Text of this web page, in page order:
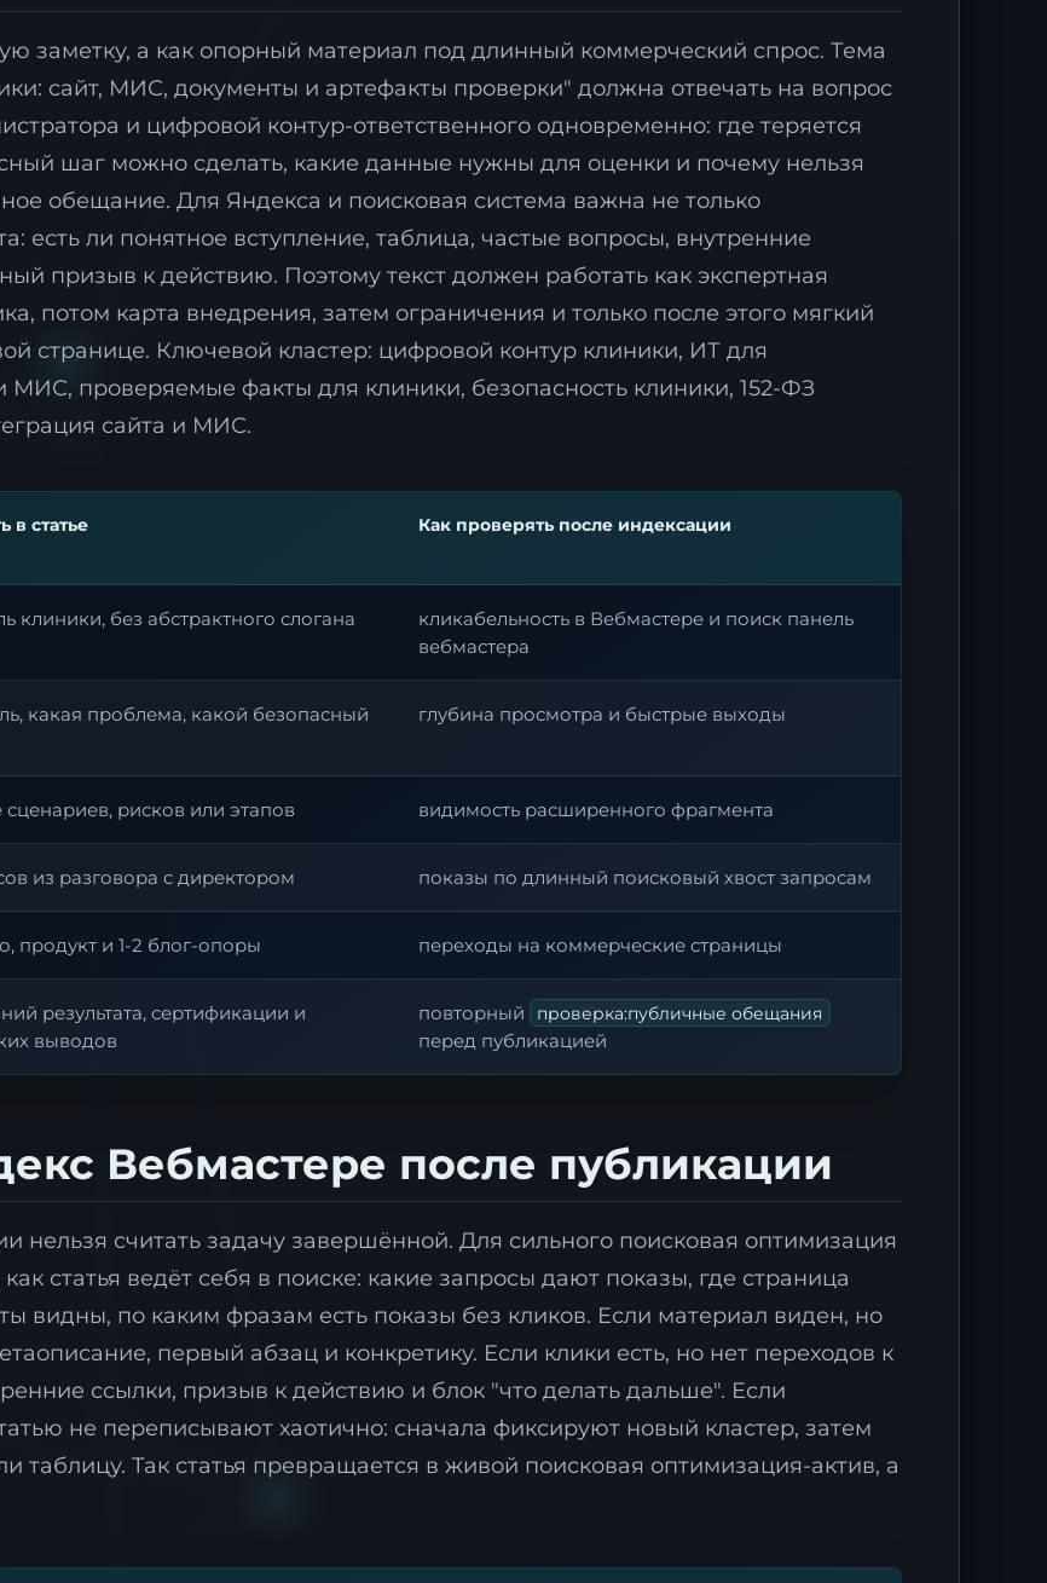
заметку, а как опорный материал под длинный коммерческий спрос. Тема
сайт, МИС, документы и артефакты проверки" должна отвечать на вопрос
и цифровой контур-ответственного одновременно: где теряется
шаг можно сделать, какие данные нужны для оценки и почему нельзя
обещание. Для Яндекса и поисковая система важна не только
есть ли понятное вступление, таблица, частые вопросы, внутренние
призыв к действию. Поэтому текст должен работать как экспертная
потом карта внедрения, затем ограничения и только после этого мягкий
странице. Ключевой кластер: цифровой контур клиники, ИТ для
МИС, проверяемые факты для клиники, безопасность клиники, 152-ФЗ
сайта и МИС.
в статье Как проверять после индексации
клиники, без абстрактного слогана
кликабельность в Вебмастере и поиск панель
вебмастера
какая проблема, какой безопасный
глубина просмотра и быстрые выходы
рисков или этапов видимость расширенного фрагмента
из разговора с директором показы по длинный поисковый хвост запросам
продукт и 1-2 блог-опоры переходы на коммерческие страницы
результата, сертификации и
выводов
повторный проверка:публичные обещания
перед публикацией
Вебмастере после публикации
нельзя считать задачу завершённой. Для сильного поисковая оптимизация
статья ведёт себя в поиске: какие запросы дают показы, где страница
видны, по каким фразам есть показы без кликов. Если материал виден, но
первый абзац и конкретику. Если клики есть, но нет переходов к
ссылки, призыв к действию и блок "что делать дальше". Если
не переписывают хаотично: сначала фиксируют новый кластер, затем
таблицу. Так статья превращается в живой поисковая оптимизация-актив, а
согласен с политикой обработки персональных данных.
Отправить заявку